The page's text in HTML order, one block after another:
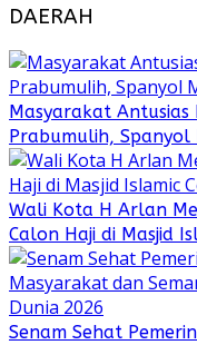
DAERAH
Masyarakat
Prabumulih,
Wali Kota H Arlan
Calon Haji di Masjid
Senam Sehat